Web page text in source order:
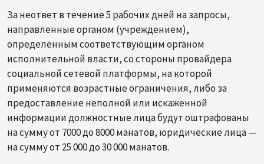
За неответ в течение 5 рабочих дней на запросы,
направленные органом (учреждением),
определенным соответствующим органом
исполнительной власти, со стороны провайдера
социальной сетевой платформы, на которой
применяются возрастные ограничения, либо за
предоставление неполной или искаженной
информации должностные лица будут оштрафованы
на сумму от 7000 до 8000 манатов, юридические лица —
на сумму от 25 000 до 30 000 манатов.